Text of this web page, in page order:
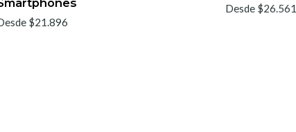
$21.896
Desde $26.561